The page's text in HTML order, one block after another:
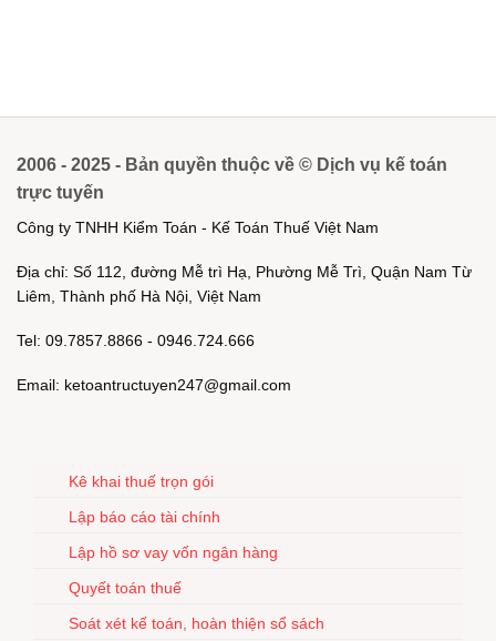
2006 - 2025 - Bản quyền thuộc về © Dịch vụ kế toán
trực tuyến
Công ty TNHH Kiểm Toán - Kế Toán Thuế Việt Nam
Địa chỉ: Số 112, đường Mễ trì Hạ, Phường Mễ Trì, Quận Nam Từ
Liêm, Thành phố Hà Nội, Việt Nam
Tel: 09.7857.8866 - 0946.724.666
Email: ketoantructuyen247@gmail.com
Kê khai thuế trọn gói
Lập báo cáo tài chính
Lập hồ sơ vay vốn ngân hàng
Quyết toán thuế
Soát xét kế toán, hoàn thiện sổ sách